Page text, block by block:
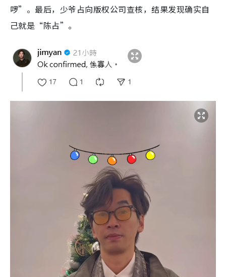
啰”。最后，少爷占向版权公司查核，结果发现确实自
己就是“陈占”。